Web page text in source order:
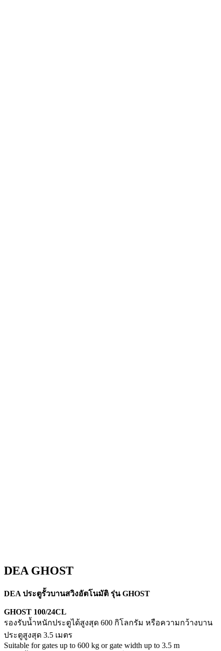
DEA GHOST
DEA ประตูรั้วบานสวิงอัตโนมัติ รุ่น GHOST
GHOST 100/24CL
รองรับน้ำหนักประตูได้สูงสุด 600 กิโลกรัม หรือความกว้างบาน
ประตูสูงสุด 3.5 เมตร
Suitable for gates up to 600 kg or gate width up to 3.5 m